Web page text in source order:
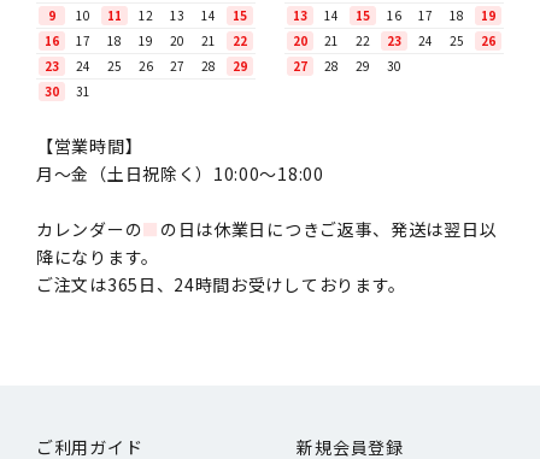
9
10 11 12 13 14
15
16
17 18 19 20 21
22
23
24 25 26 27 28
29
30
31
13
14 15 16 17 18
19
20
21 22 23 24 25
26
27
28 29 30
【営業時間】
月〜金（土日祝除く）10:00～18:00
カレンダーの■ の日は休業日につきご返事、発送は翌日以
降になります。
ご注文は365日、24時間お受けしております。
ご利用ガイド 新規会員登録